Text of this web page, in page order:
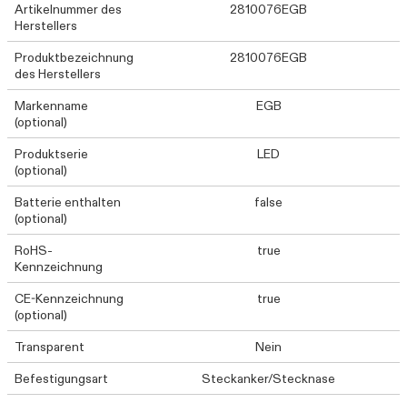
Artikelnummer des
Herstellers
2810076EGB
Produktbezeichnung
des Herstellers
2810076EGB
Markenname
(optional)
EGB
Produktserie
(optional)
LED
Batterie enthalten
(optional)
false
RoHS-
Kennzeichnung
true
CE-Kennzeichnung
(optional)
true
Transparent
Nein
Befestigungsart
Steckanker/Stecknase